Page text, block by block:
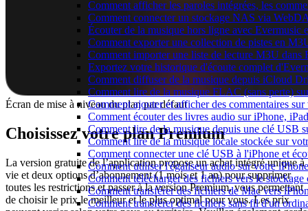
Comment afficher les paroles intégrées, les
Comment connecter un stockage NAS via
Écouter de la musique hors ligne avec
Comment exporter une collection de pistes en
Comment importer une liste de lecture M3U dans
Exportez votre historique d'écoute complet
Comment diffuser de la musique depuis iCloud
Comment lire de la musique FLAC (sans perte)
Comment ajouter et afficher des commentaires
Comment écouter des livres audio sur iPhone,
Comment lire de la musique depuis une clé USB
Comment lire de la musique locale stockée sur
Comment connecter une clé USB à l'iPhone et
Comment utiliser l'égaliseur audio sur votre
Comment télécharger des fichiers vers le
Comment transférer des fichiers de Mac vers
Comment transférer des fichiers sans fil d'un
Écran de mise à niveau du plan par défaut
Choisissez votre plan Premium
La version gratuite de l’application propose un achat intégré unique à
vie et deux options d’abonnement (1 mois et 1 an) pour supprimer
toutes les restrictions et passer à la version Premium, vous permettant
de choisir le prix le meilleur et le plus optimal pour vous. Les prix